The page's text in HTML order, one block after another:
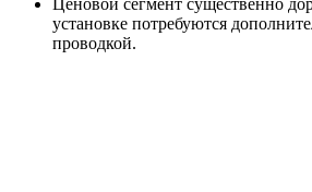
установке потребуются
проводкой.